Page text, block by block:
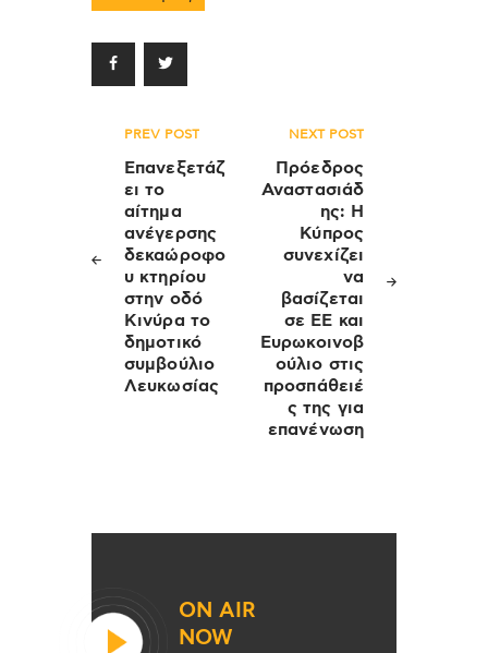
Πλοήγηση
άρθρων
PREV POST
Επανεξετάζ
ει το
αίτημα
ανέγερσης
δεκαώροφο
υ κτηρίου
στην οδό
Κινύρα το
δημοτικό
συμβούλιο
Λευκωσίας
NEXT POST
Πρόεδρος
Αναστασιάδ
ης: Η
Κύπρος
συνεχίζει
να
βασίζεται
σε ΕΕ και
Ευρωκοινοβ
ούλιο στις
προσπάθειέ
ς της για
επανένωση
ON AIR
NOW